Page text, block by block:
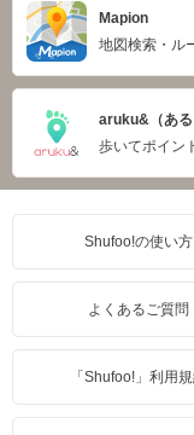
Mapion
地図検索・ル
aruku&（ある
歩いてポイン
Shufoo!の使い方
よくあるご質問
「Shufoo!」利用